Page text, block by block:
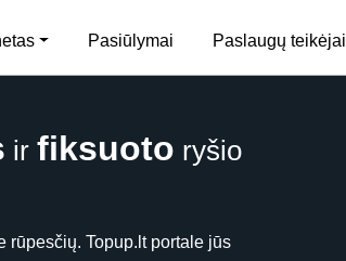
Pasiūlymai Paslaugų teikėjai
ir fiksuoto ryšio
rūpesčių. Topup.lt portale jūs